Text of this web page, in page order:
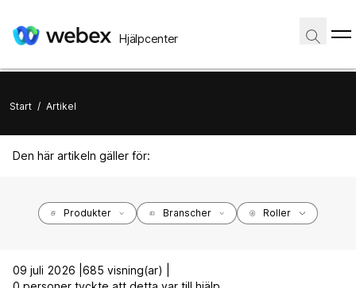
Hjälpcenter
Start / Artikel
Den här artikeln gäller för:
Produkter Branscher Roller
09 juli 2026 | 685 visning(ar) |